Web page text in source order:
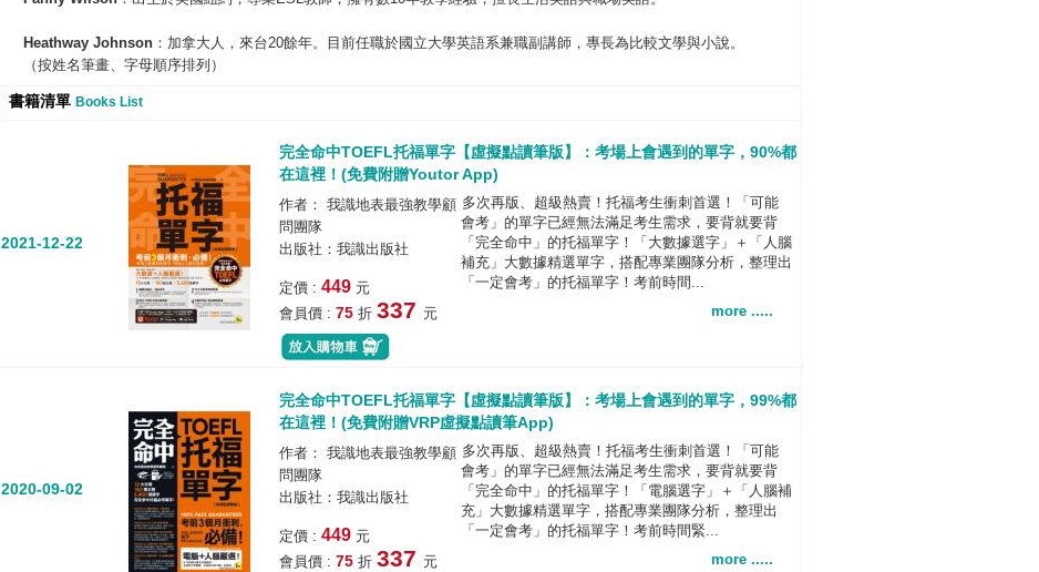
Heathway Johnson ：加拿大人，來台20餘年。目前任職於國立大學英語系兼職副講師，專長為比較文學與小說。
（按姓名筆畫、字母順序排列）
書籍清單 Books List
2021-12-22
完全命中TOEFL托福單字【虛擬點讀筆版】：考場上會遇到的單字，90%都
在這裡！(免費附贈Youtor App)
作者： 我識地表最強教學顧
問團隊
出版社：我識出版社
定價 : 449 元
會員價 : 75折 337 元
多次再版、超級熱賣！托福考生衝刺首選！「可能
會考」的單字已經無法滿足考生需求，要背就要背
「完全命中」的托福單字！「大數據選字」＋「人腦
補充」大數據精選單字，搭配專業團隊分析，整理出
「一定會考」的托福單字！考前時間...
more .....
2020-09-02
完全命中TOEFL托福單字【虛擬點讀筆版】：考場上會遇到的單字，99%都
在這裡！(免費附贈VRP虛擬點讀筆App)
作者： 我識地表最強教學顧
問團隊
出版社：我識出版社
定價 : 449 元
會員價 : 75折 337 元
多次再版、超級熱賣！托福考生衝刺首選！「可能
會考」的單字已經無法滿足考生需求，要背就要背
「完全命中」的托福單字！「電腦選字」＋「人腦補
充」大數據精選單字，搭配專業團隊分析，整理出
「一定會考」的托福單字！考前時間緊...
more .....